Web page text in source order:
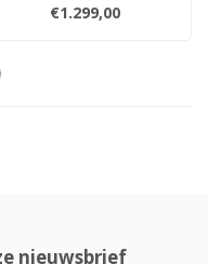
assortiment, met 140W ..
€1.299,00
nieuwsbrief